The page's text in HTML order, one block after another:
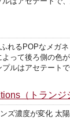
れるPOPなメガ
って後ろ側の色
ルはアセテート
（トランジ
ズ濃度が変化 太